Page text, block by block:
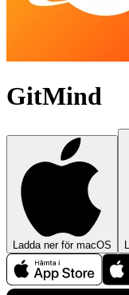
GitMind
Ladda ner för macOS